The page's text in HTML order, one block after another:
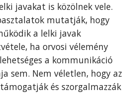
javakat is közölnek vele.
mutatják, hogy
a lelki javak
ha orvosi vélemény
a kommunikáció
sem. Nem véletlen, hogy az
és szorgalmazzák